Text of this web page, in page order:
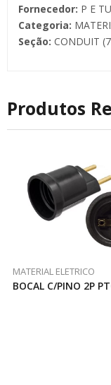
Fornecedor: P E
Categoria:
Seção: CONDUIT
Produtos
MATERIAL ELETRICO
BOCAL C/PINO 2P